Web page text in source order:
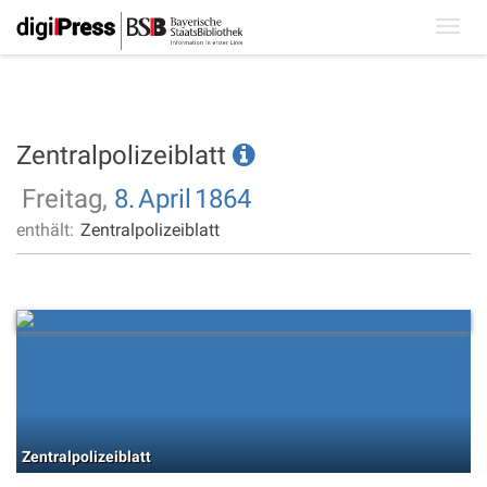
Zentralpolizeiblatt
Freitag, 8.April 1864
enthält: Zentralpolizeiblatt
Zentralpolizeiblatt